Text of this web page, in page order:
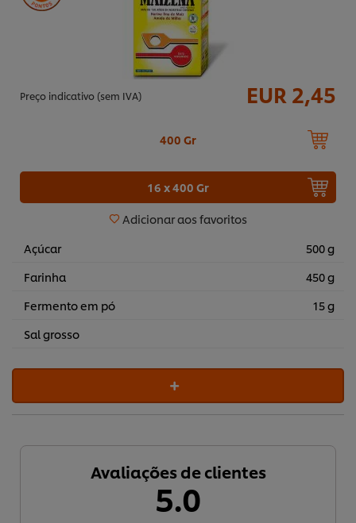
Preço indicativo (sem IVA) EUR 2,45
400 Gr
16 x 400 Gr
Adicionar aos favoritos
Açúcar
500 g
Farinha
450 g
Fermento em pó
15 g
Sal grosso
Avaliações de clientes
5.0